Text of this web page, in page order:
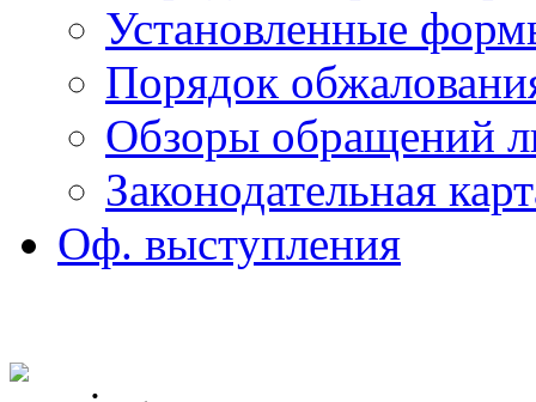
Установленные
Порядок
Обзоры обращений
Законодательная
Оф. выступления